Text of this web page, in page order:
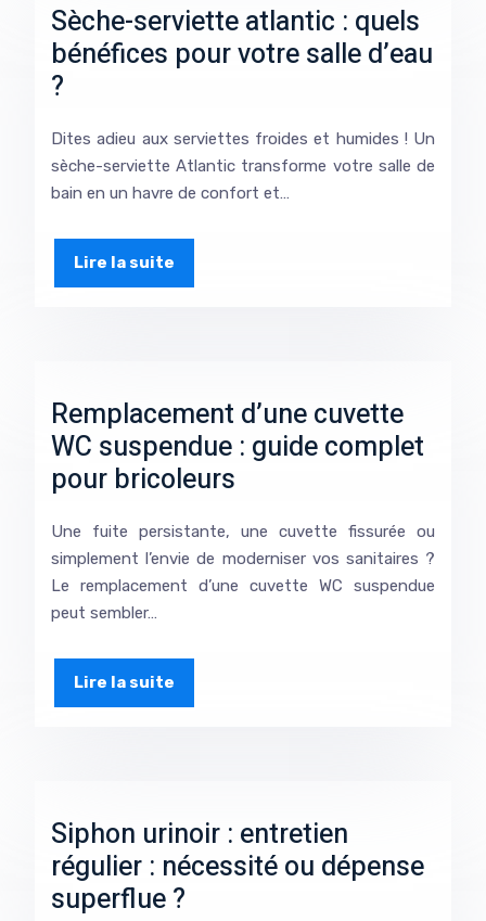
Sèche-serviette atlantic : quels
bénéfices pour votre salle d’eau
?
Dites adieu aux serviettes froides et humides ! Un
sèche-serviette Atlantic transforme votre salle de
bain en un havre de confort et…
Lire la suite
Remplacement d’une cuvette
WC suspendue : guide complet
pour bricoleurs
Une fuite persistante, une cuvette fissurée ou
simplement l’envie de moderniser vos sanitaires ?
Le remplacement d’une cuvette WC suspendue
peut sembler…
Lire la suite
Siphon urinoir : entretien
régulier : nécessité ou dépense
superflue ?